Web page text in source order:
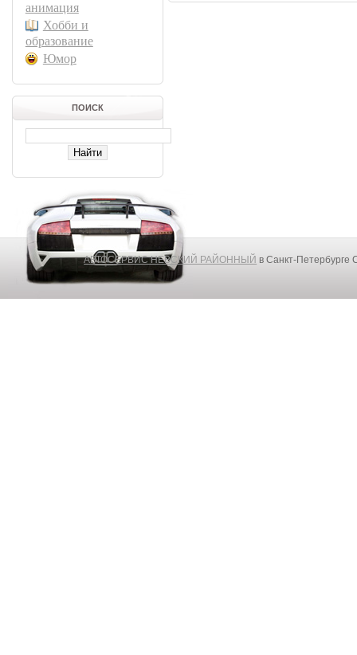
анимация
Хобби и
образование
Юмор
ПОИСК
АВТОСЕРВИС НЕВСКИЙ РАЙОННЫЙ в Санкт-Петербурге